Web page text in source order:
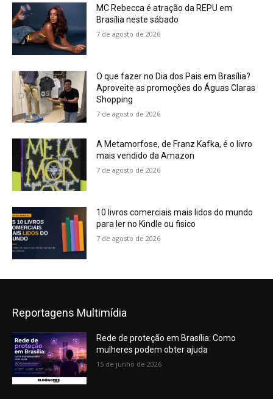
MC Rebecca é atração da REPU em
Brasília neste sábado
7 de agosto de 2026
O que fazer no Dia dos Pais em Brasília?
Aproveite as promoções do Águas Claras
Shopping
7 de agosto de 2026
A Metamorfose, de Franz Kafka, é o livro
mais vendido da Amazon
7 de agosto de 2026
10 livros comerciais mais lidos do mundo
para ler no Kindle ou fisico
7 de agosto de 2026
Reportagens Multimídia
Rede de proteção em Brasília: Como
mulheres podem obter ajuda
15 de junho de 2026